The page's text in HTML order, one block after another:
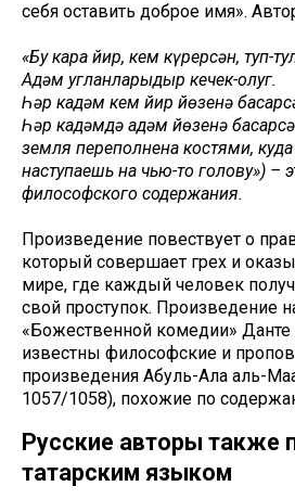
себя оставить доброе имя».
«Бу кара йир, кем күрерсән, туп-
Адәм угланларыдыр кечек-олуг.
Һәр кадәм кем йир йөзенә
Һәр кадәмдә адәм йөзенә
земля переполнена костями,
наступаешь на чью-то голову») –
философского содержания.
Произведение повествует о
который совершает грех и
мире, где каждый человек
свой проступок. Произведение
«Божественной комедии» Данте
известны философские и
произведения Абуль-Ала аль-
1057/1058), похожие по
Русские авторы также
татарским языком